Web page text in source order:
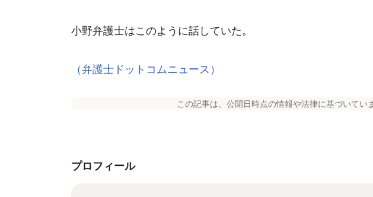
小野弁護士はこのように話していた。
（弁護士ドットコムニュース）
この記事は、公開日時点の情報や法律に基づいていま
プロフィール